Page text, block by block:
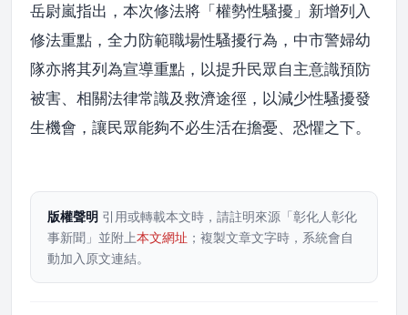
岳尉嵐指出，本次修法將「權勢性騷擾」新增列入
修法重點，全力防範職場性騷擾行為，中市警婦幼
隊亦將其列為宣導重點，以提升民眾自主意識預防
被害、相關法律常識及救濟途徑，以減少性騷擾發
生機會，讓民眾能夠不必生活在擔憂、恐懼之下。
版權聲明 引用或轉載本文時，請註明來源「彰化人彰化
事新聞」並附上本文網址 ；複製文章文字時，系統會自
動加入原文連結。